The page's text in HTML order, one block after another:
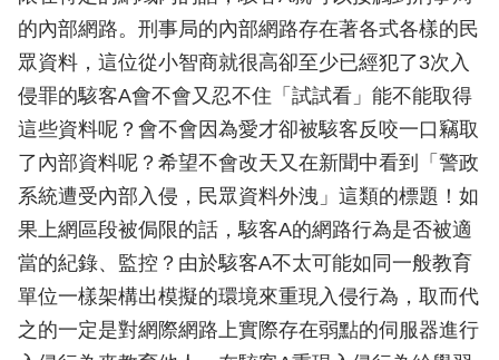
的內部網路。刑事局的內部網路存在著各式各樣的民
眾資料，這位從小智商就很高卻至少已經犯了3次入
侵罪的駭客A會不會又忍不住「試試看」能不能取得
這些資料呢？會不會因為愛才卻被駭客反咬一口竊取
了內部資料呢？希望不會改天又在新聞中看到「警政
系統遭受內部入侵，民眾資料外洩」這類的標題！如
果上網區段被侷限的話，駭客A的網路行為是否被適
當的紀錄、監控？由於駭客A不太可能如同一般教育
單位一樣架構出模擬的環境來重現入侵行為，取而代
之的一定是對網際網路上實際存在弱點的伺服器進行